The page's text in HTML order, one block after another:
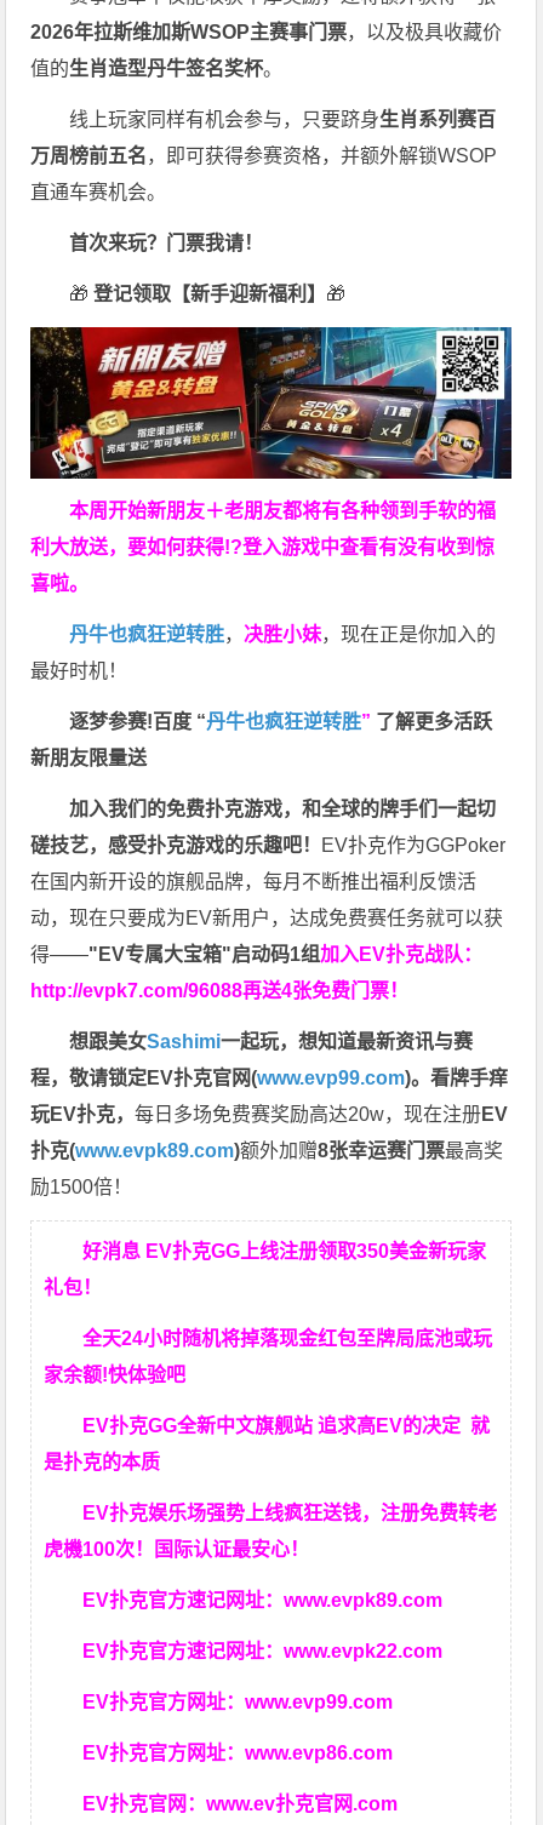
2026年拉斯维加斯WSOP主赛事门票，以及极具收藏价
值的生肖造型丹牛签名奖杯。
线上玩家同样有机会参与，只要跻身生肖系列赛百
万周榜前五名，即可获得参赛资格，并额外解锁WSOP
直通车赛机会。
首次来玩？门票我请！
🎁 登记领取【新手迎新福利】 🎁
本周开始新朋友＋老朋友都将有各种领到手软的福
利大放送，要如何获得!?登入游戏中查看有没有收到惊
喜啦。
丹牛也疯狂逆转胜， 决胜小妹，现在正是你加入的
最好时机！
逐梦参赛!百度 “丹牛也疯狂逆转胜” 了解更多活跃
新朋友限量送
加入我们的免费扑克游戏，和全球的牌手们一起切
磋技艺，感受扑克游戏的乐趣吧！ EV扑克作为GGPoker
在国内新开设的旗舰品牌，每月不断推出福利反馈活
动，现在只要成为EV新用户，达成免费赛任务就可以获
得——"EV专属大宝箱"启动码1组加入EV扑克战队：
http://evpk7.com/96088再送4张免费门票！
想跟美女Sashimi一起玩，想知道最新资讯与赛
程，敬请锁定EV扑克官网(www.evp99.com)。看牌手痒
玩EV扑克，每日多场免费赛奖励高达20w，现在注册EV
扑克(www.evpk89.com)额外加赠8张幸运赛门票最高奖
励1500倍！
好消息 EV扑克GG上线注册领取350美金新玩家
礼包！
全天24小时随机将掉落现金红包至牌局底池或玩
家余额!快体验吧
EV扑克GG全新中文旗舰站 追求高EV的决定就
是扑克的本质
EV扑克娱乐场强势上线疯狂送钱，注册免费转老
虎機100次！国际认证最安心！
EV扑克官方速记网址：www.evpk89.com
EV扑克官方速记网址：www.evpk22.com
EV扑克官方网址：www.evp99.com
EV扑克官方网址：www.evp86.com
EV扑克官网：www.ev扑克官网.com